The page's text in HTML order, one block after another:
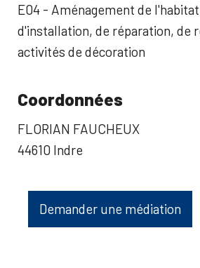
E04 - Aménagement de
d'installation, de réparation, de
activités de décoration
Coordonnées
FLORIAN FAUCHEUX
44610 Indre
Demander une médiation